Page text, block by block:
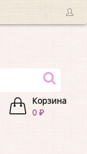
Корзина
0 ₽